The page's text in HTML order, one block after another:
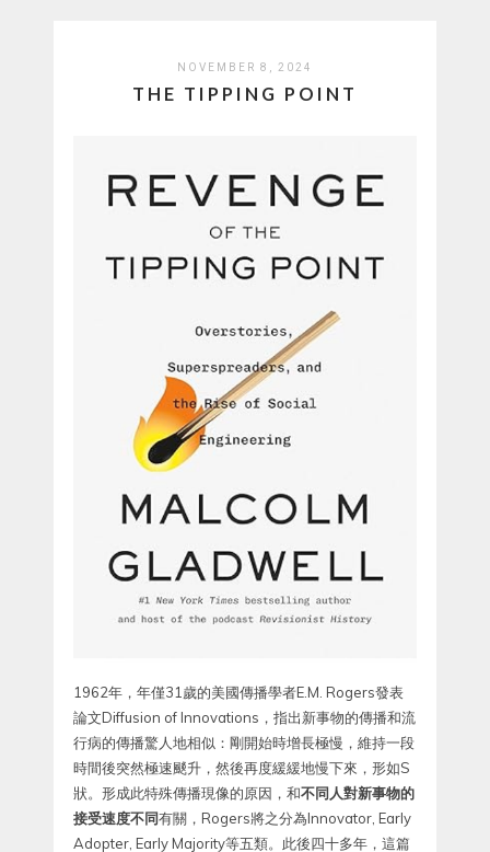
NOVEMBER 8, 2024
THE TIPPING POINT
1962年，年僅31歲的美國傳播學者E.M. Rogers發表
論文Diffusion of Innovations，指出新事物的傳播和流
行病的傳播驚人地相似：剛開始時增長極慢，維持一段
時間後突然極速颷升，然後再度緩緩地慢下來，形如S
狀。形成此特殊傳播現像的原因，和不同人對新事物的
接受速度不同有關，Rogers將之分為Innovator, Early
Adopter, Early Majority等五類。此後四十多年，這篇